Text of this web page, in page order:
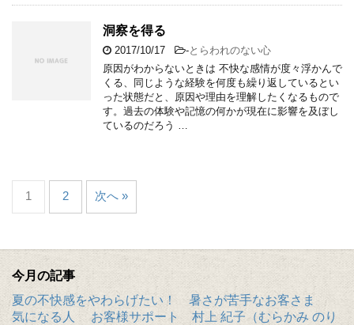
洞察を得る
2017/10/17 -とらわれのない心
原因がわからないときは 不快な感情が度々浮かんで
くる、同じような経験を何度も繰り返しているとい
った状態だと、原因や理由を理解したくなるもので
す。過去の体験や記憶の何かが現在に影響を及ぼし
ているのだろう …
1 2 次へ »
今月の記事
夏の不快感をやわらげたい！ 暑さが苦手なお客さま
気になる人 お客様サポート 村上 紀子（むらかみ のり